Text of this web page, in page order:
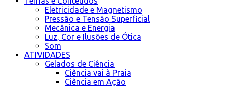
Eletricidade e Magnetismo
Pressão e Tensão Superficial
Mecânica e Energia
Luz, Cor e Ilusões de Ótica
Som
ATIVIDADES
Gelados de Ciência
Ciência vai à Praia
Ciência em Ação